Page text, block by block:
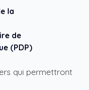
la
de
(PDP)
qui permettront